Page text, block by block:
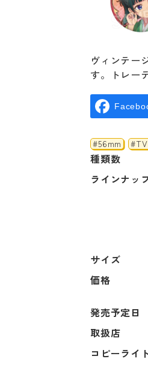
ヴィンテー
す。トレー
#56mm
種類数
ラインナッ
サイズ
価格
発売予定日
取扱店
コピーライ